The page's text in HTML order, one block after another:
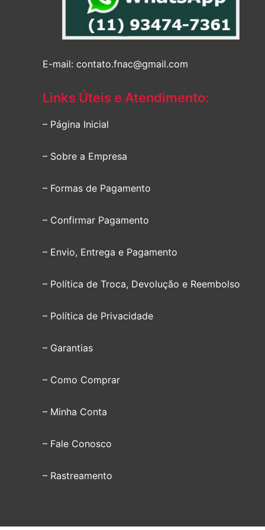
E-mail: contato.fnac@gmail.com
Links Úteis e Atendimento:
– Página Inicial
– Sobre a Empresa
– Formas de Pagamento
– Confirmar Pagamento
– Envio, Entrega e Pagamento
– Política de Troca, Devolução e Reembolso
– Política de Privacidade
– Garantias
– Como Comprar
– Minha Conta
– Fale Conosco
– Rastreamento